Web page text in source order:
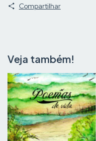
Compartilhar
Veja também!